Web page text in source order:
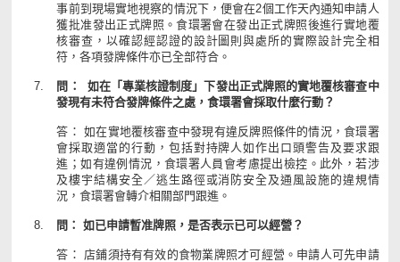
事前到現場實地視察的情況下，便會在2個工作天內通知申請人
獲批准發出正式牌照。食環署會在發出正式牌照後進行實地覆
核審查，以確認經認證的設計圖則與處所的實際設計完全相
符，各項發牌條件亦已全部符合。
問： 如在「專業核證制度」下發出正式牌照的實地覆核審查中
發現有未符合發牌條件之處，食環署會採取什麼行動？
答： 如在實地覆核審查中發現有違反牌照條件的情況，食環署
會採取適當的行動，包括對持牌人如作出口頭警告及要求跟
進；如有違例情況，食環署人員會考慮提出檢控。此外，若涉
及樓宇結構安全／逃生路徑或消防安全及通風設施的違規情
況，食環署會轉介相關部門跟進。
問： 如已申請暫准牌照，是否表示已可以經營？
答： 店鋪須持有有效的食物業牌照才可經營。申請人可先申請